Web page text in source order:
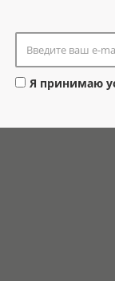
Я принимаю